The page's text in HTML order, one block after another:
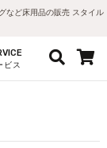
など床用品の販売 スタイル
ビス